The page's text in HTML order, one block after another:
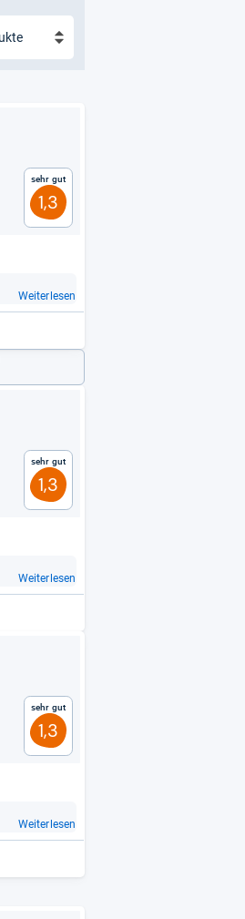
Sehr gut
1,3
Weiterlesen
Sehr gut
1,3
Weiterlesen
Sehr gut
1,3
Weiterlesen